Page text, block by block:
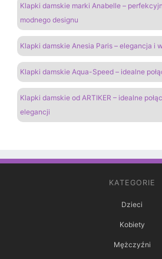
Klapki damskie marki Anabelle –
modnego designu
Klapki damskie Anesia Paris – elegancja i
Klapki damskie Aqua-Speed – idealne
Klapki damskie od ARTIKER – idealne
elegancji
KATEGORIE
Dzieci
Kobiety
Mężczyźni